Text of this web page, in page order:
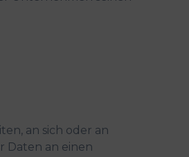
an sich oder an
Daten an einen